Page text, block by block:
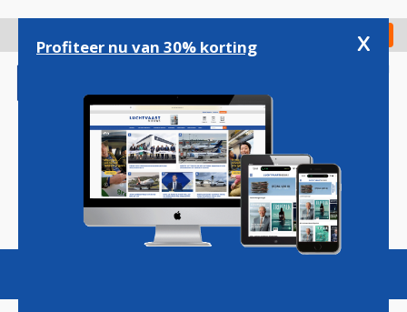
gaan
Check in
Magazine Podcasts Vacatures
Profiteer nu van 30% korting x